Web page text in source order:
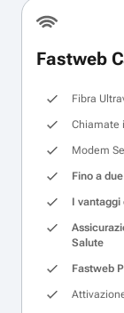
Fastweb
Fibra
Chiamate
Modem
Fino a
I vantaggi
Salute
Fastweb